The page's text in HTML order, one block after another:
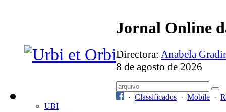
Jornal Online
Directora: Anabela
8 de agosto de 2026
· Classificados · Mobile ·
UBI